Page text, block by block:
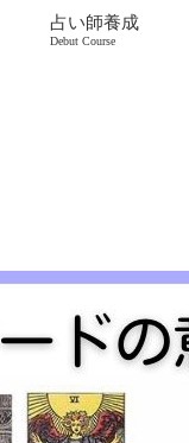
占い師養成
Debut Course